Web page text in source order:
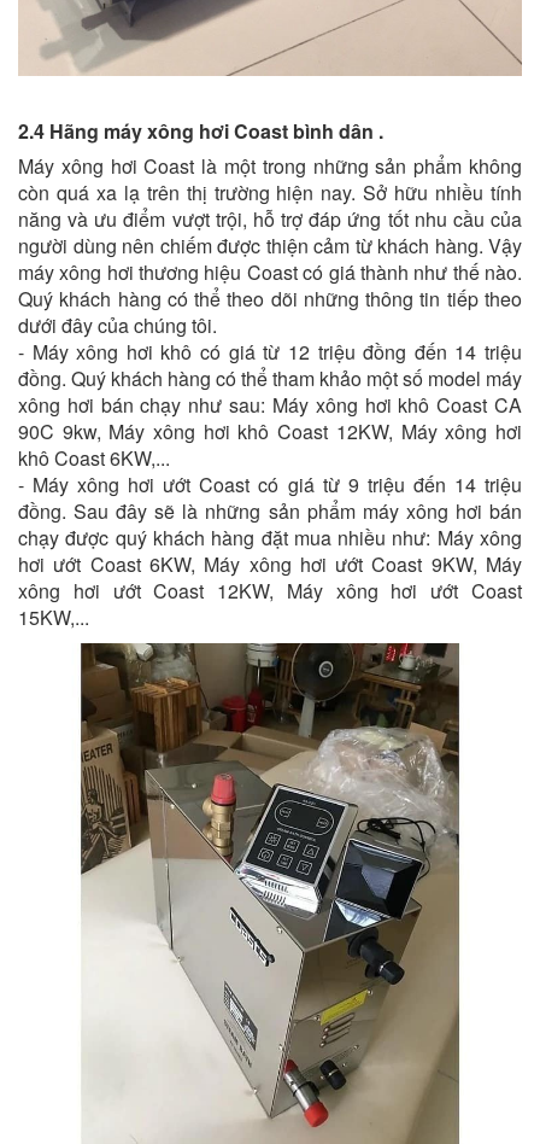
2.4 Hãng máy xông hơi Coast bình dân .
Máy xông hơi Coast là một trong những sản phẩm không
còn quá xa lạ trên thị trường hiện nay. Sở hữu nhiều tính
năng và ưu điểm vượt trội, hỗ trợ đáp ứng tốt nhu cầu của
người dùng nên chiếm được thiện cảm từ khách hàng. Vậy
máy xông hơi thương hiệu Coast có giá thành như thế nào.
Quý khách hàng có thể theo dõi những thông tin tiếp theo
dưới đây của chúng tôi.
- Máy xông hơi khô có giá từ 12 triệu đồng đến 14 triệu
đồng. Quý khách hàng có thể tham khảo một số model máy
xông hơi bán chạy như sau: Máy xông hơi khô Coast CA
90C 9kw, Máy xông hơi khô Coast 12KW, Máy xông hơi
khô Coast 6KW,...
- Máy xông hơi ướt Coast có giá từ 9 triệu đến 14 triệu
đồng. Sau đây sẽ là những sản phẩm máy xông hơi bán
chạy được quý khách hàng đặt mua nhiều như: Máy xông
hơi ướt Coast 6KW, Máy xông hơi ướt Coast 9KW, Máy
xông hơi ướt Coast 12KW, Máy xông hơi ướt Coast
15KW,...